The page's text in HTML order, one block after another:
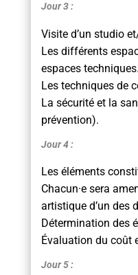
Jour 3 :
Visite d’un studio
Les différents
espaces
Les techniques de
La sécurité et la
prévention).
Jour 4 :
Les éléments
Chacun·e sera
artistique d’un des
Détermination des
Évaluation du coût
Jour 5 :